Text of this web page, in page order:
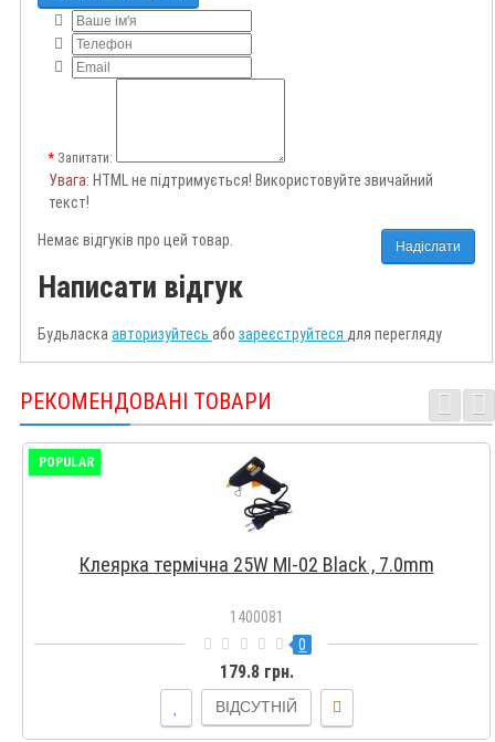
Запитати:
Увага: HTML не підтримується! Використовуйте звичайний
текст!
Надіслати
Немає відгуків про цей товар.
Написати відгук
Будьласка авторизуйтесь або зареєструйтеся для перегляду
РЕКОМЕНДОВАНІ ТОВАРИ
POPULAR
Клеярка термічна 25W MI-02 Black , 7.0mm
1400081
0
179.8 грн.
ВІДСУТНІЙ